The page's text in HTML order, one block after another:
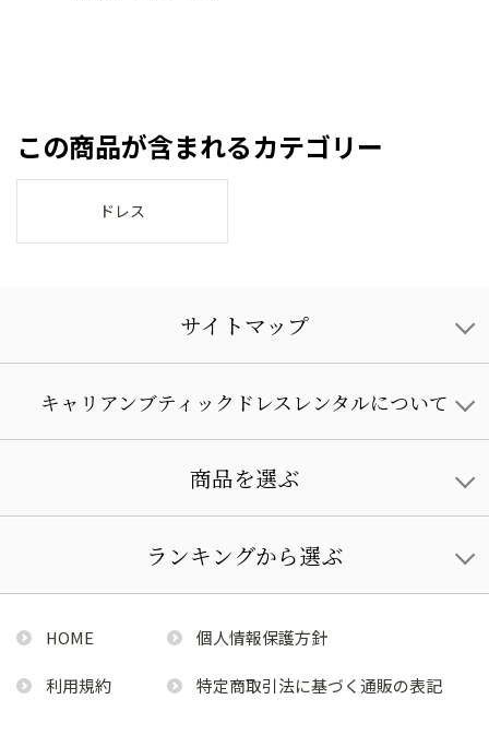
この商品が含まれるカテゴリー
ドレス
サイトマップ
キャリアンブティックドレスレンタルについて
商品を選ぶ
ランキングから選ぶ
HOME 個人情報保護方針
利用規約 特定商取引法に基づく通販の表記